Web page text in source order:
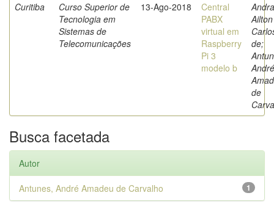
Curitiba
Curso Superior de
Tecnologia em
Sistemas de
Telecomunicações
13-Ago-2018
Central
PABX
virtual em
Raspberry
Pi 3
modelo b
Ailton
de;
André
de
Busca facetada
Autor
1
Antunes, André Amadeu de Carvalho